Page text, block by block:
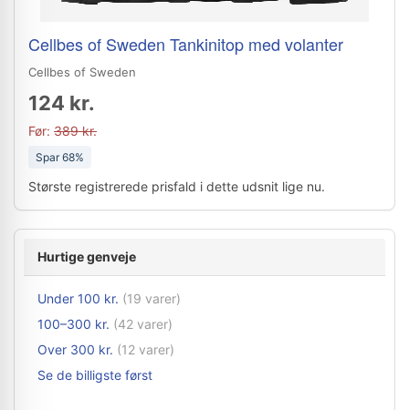
Cellbes of Sweden Tankinitop med volanter
Cellbes of Sweden
124 kr.
Før: 389 kr.
Spar 68%
Største registrerede prisfald i dette udsnit lige nu.
Hurtige genveje
Under 100 kr. (19 varer)
100–300 kr. (42 varer)
Over 300 kr. (12 varer)
Se de billigste først